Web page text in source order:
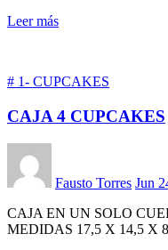
Leer más
# 1- CUPCAKES
CAJA 4 CUPCAKES
Fausto Torres Jun
CAJA EN UN SOLO
MEDIDAS 17,5 X 14,5 X